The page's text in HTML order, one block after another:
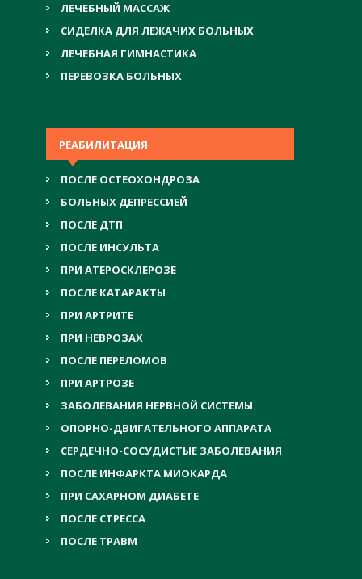
ЛЕЧЕБНЫЙ МАССАЖ
СИДЕЛКА ДЛЯ ЛЕЖАЧИХ БОЛЬНЫХ
ЛЕЧЕБНАЯ ГИМНАСТИКА
ПЕРЕВОЗКА БОЛЬНЫХ
РЕАБИЛИТАЦИЯ
ПОСЛЕ ОСТЕОХОНДРОЗА
БОЛЬНЫХ ДЕПРЕССИЕЙ
ПОСЛЕ ДТП
ПОСЛЕ ИНСУЛЬТА
ПРИ АТЕРОСКЛЕРОЗЕ
ПОСЛЕ КАТАРАКТЫ
ПРИ АРТРИТЕ
ПРИ НЕВРОЗАХ
ПОСЛЕ ПЕРЕЛОМОВ
ПРИ АРТРОЗЕ
ЗАБОЛЕВАНИЯ НЕРВНОЙ СИСТЕМЫ
ОПОРНО-ДВИГАТЕЛЬНОГО АППАРАТА
СЕРДЕЧНО-СОСУДИСТЫЕ ЗАБОЛЕВАНИЯ
ПОСЛЕ ИНФАРКТА МИОКАРДА
ПРИ САХАРНОМ ДИАБЕТЕ
ПОСЛЕ СТРЕССА
ПОСЛЕ ТРАВМ